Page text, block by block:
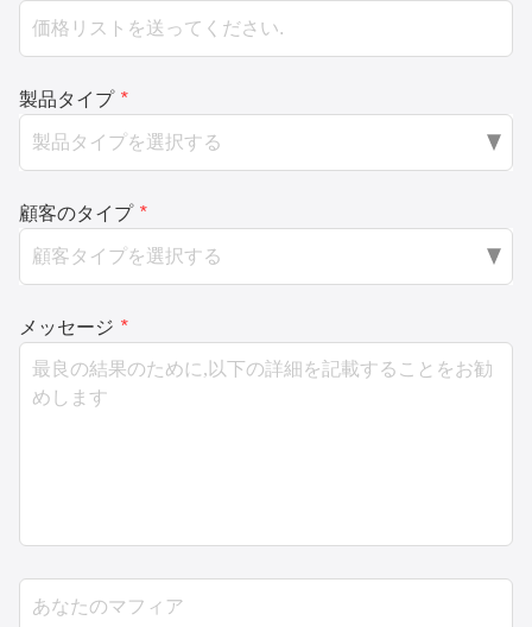
製品タイプ *
顧客のタイプ *
メッセージ *